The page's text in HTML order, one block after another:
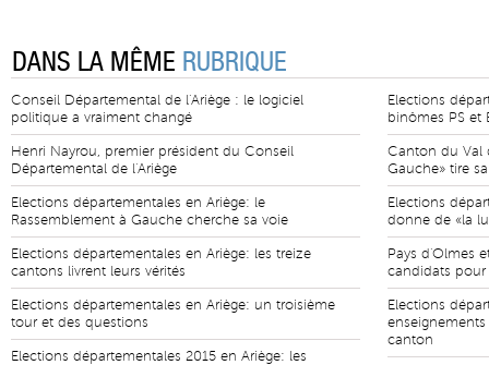
DANS LA MÊME RUBRIQUE
Conseil Départemental de l'Ariège : le logiciel
politique a vraiment changé
Henri Nayrou, premier président du Conseil
Départemental de l'Ariège
Elections départementales en Ariège: le
Rassemblement à Gauche cherche sa voie
Elections départementales en Ariège: les treize
cantons livrent leurs vérités
Elections départementales en Ariège: un troisième
tour et des questions
Elections départementales 2015 en Ariège: les
Elections
binômes PS et
Canton du Val
Gauche» tire
Elections
donne de «la
Pays d'Olmes
candidats pour
Elections
canton